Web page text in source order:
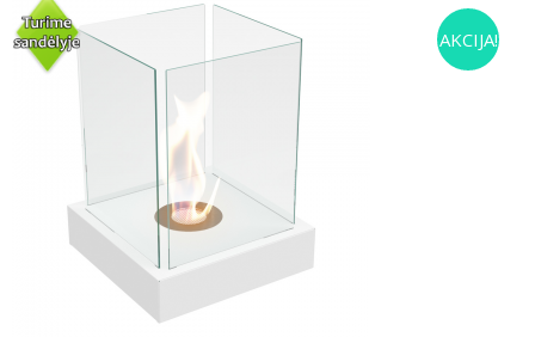
AKCIJA!